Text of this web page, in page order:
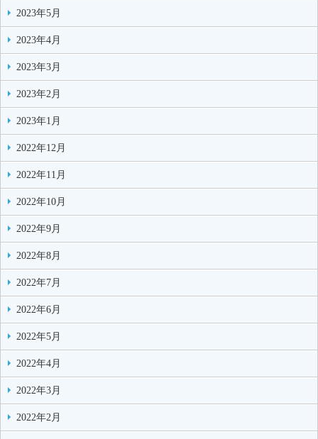
2023年5月
2023年4月
2023年3月
2023年2月
2023年1月
2022年12月
2022年11月
2022年10月
2022年9月
2022年8月
2022年7月
2022年6月
2022年5月
2022年4月
2022年3月
2022年2月